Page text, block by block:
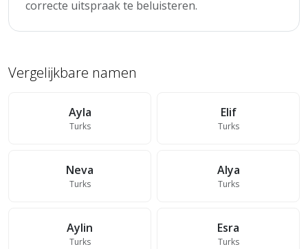
correcte uitspraak te beluisteren.
Vergelijkbare namen
Ayla
Turks
Elif
Turks
Neva
Turks
Alya
Turks
Aylin
Turks
Esra
Turks